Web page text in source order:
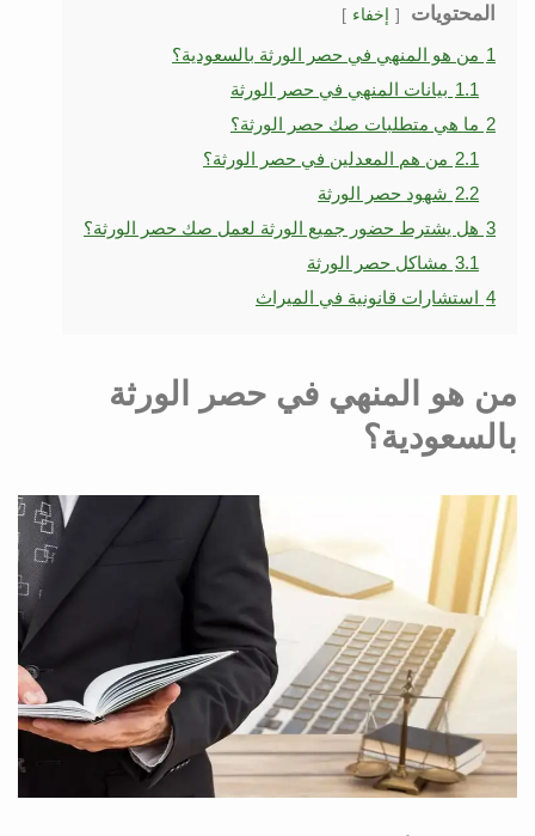
المحتويات إخفاء
1 من هو المنهي في حصر الورثة بالسعودية؟
1.1 بيانات المنهي في حصر الورثة
2 ما هي متطلبات صك حصر الورثة؟
2.1 من هم المعدلين في حصر الورثة؟
2.2 شهود حصر الورثة
3 هل يشترط حضور جميع الورثة لعمل صك حصر الورثة؟
3.1 مشاكل حصر الورثة
4 استشارات قانونية في الميراث
من هو المنهي في حصر الورثة
بالسعودية؟